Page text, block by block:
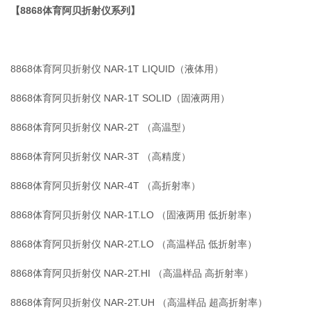
【8868体育阿贝折射仪系列】
8868体育阿贝折射仪 NAR-1T LIQUID（液体用 ）
8868体育阿贝折射仪 NAR-1T SOLID（固液两用）
8868体育阿贝折射仪 NAR-2T （高温型）
8868体育阿贝折射仪 NAR-3T （高精度）
8868体育阿贝折射仪 NAR-4T （高折射率）
8868体育阿贝折射仪 NAR-1T.LO （固液两用 低折射率）
8868体育阿贝折射仪 NAR-2T.LO （高温样品 低折射率）
8868体育阿贝折射仪 NAR-2T.HI （高温样品 高折射率）
8868体育阿贝折射仪 NAR-2T.UH （高温样品 超高折射率）